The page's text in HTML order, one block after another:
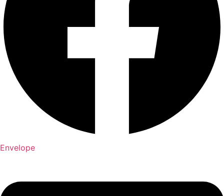
Envelope